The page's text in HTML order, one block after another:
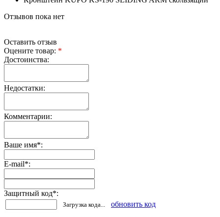
Отзывов пока нет
Оставить отзыв
Оцените товар: *
Достоинства:
Недостатки:
Комментарии:
Ваше имя*:
E-mail*:
Защитный код*:
Загрузка кода... обновить код